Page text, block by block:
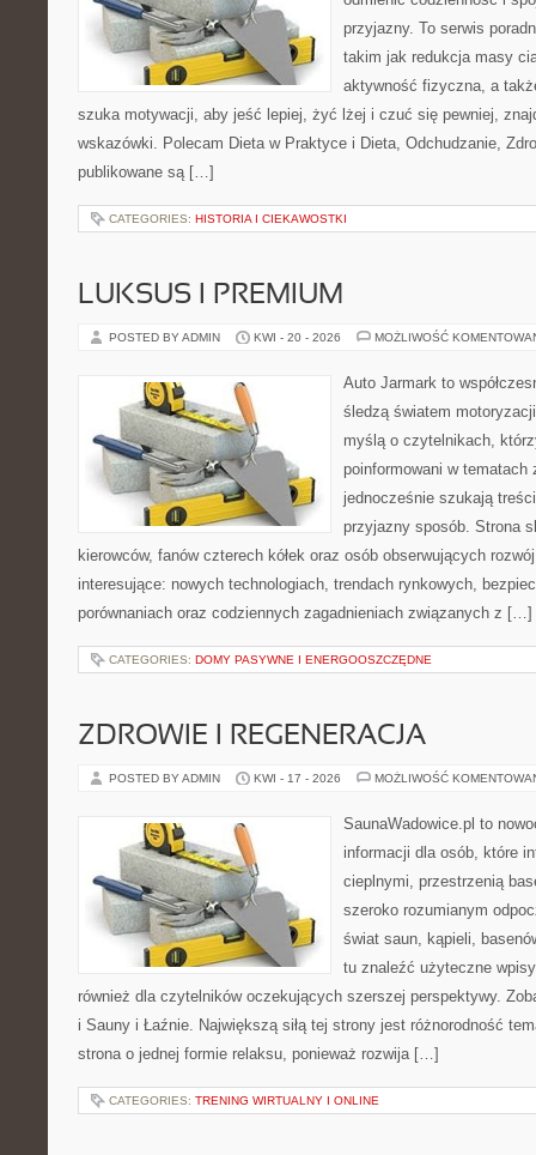
przyjazny. To serwis
takim jak redukcja masy
aktywność fizyczna, a
szuka motywacji, aby jeść lepiej, żyć lżej i czuć się pewniej,
wskazówki. Polecam Dieta w Praktyce i Dieta, Odchudzanie,
publikowane są […]
CATEGORIES: HISTORIA I CIEKAWOSTKI
LUKSUS I PREMIUM
POSTED BY ADMIN KWI - 20 - 2026 MOŻLIWOŚĆ
Auto Jarmark to
śledzą światem
myślą o czytelnikach,
poinformowani w
jednocześnie szukają
przyjazny sposób. Strona
kierowców, fanów czterech kółek oraz osób obserwujących
interesujące: nowych technologiach, trendach rynkowych,
porównaniach oraz codziennych zagadnieniach związanych z […]
CATEGORIES: DOMY PASYWNE I ENERGOOSZCZĘDNE
ZDROWIE I REGENERACJA
POSTED BY ADMIN KWI - 17 - 2026 MOŻLIWOŚĆ
SaunaWadowice.pl to
informacji dla osób, które
cieplnymi, przestrzenią
szeroko rozumianym
świat saun, kąpieli,
tu znaleźć użyteczne
również dla czytelników oczekujących szerszej perspektywy.
i Sauny i Łaźnie. Największą siłą tej strony jest różnorodność
strona o jednej formie relaksu, ponieważ rozwija […]
CATEGORIES: TRENING WIRTUALNY I ONLINE